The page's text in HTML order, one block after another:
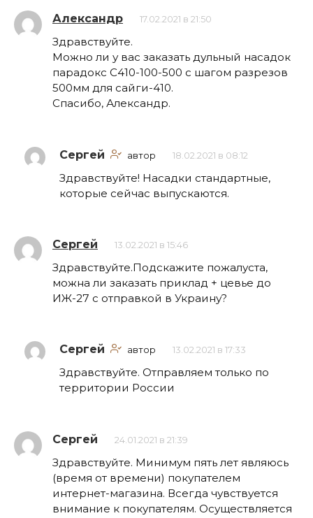
Александр 17.02.2021 в 21:50
Здравствуйте.
Можно ли у вас заказать дульный насадок
парадокс С410-100-500 с шагом разрезов
500мм для сайги-410.
Спасибо, Александр.
Сергей автор 18.02.2021 в 08:12
Здравствуйте! Насадки стандартные,
которые сейчас выпускаются.
Сергей 13.02.2021 в 15:46
Здравствуйте.Подскажите пожалуста,
можна ли заказать приклад + цевье до
ИЖ-27 с отправкой в Украину?
Сергей автор 13.02.2021 в 17:33
Здравствуйте. Отправляем только по
территории России
Сергей 24.01.2021 в 21:39
Здравствуйте. Минимум пять лет являюсь
(время от времени) покупателем
интернет-магазина. Всегда чувствуется
внимание к покупателям. Осуществляется